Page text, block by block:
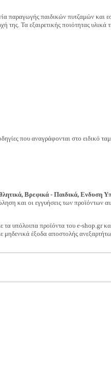
παραγωγής παιδικών πυτζαμών
της. Τα εξαιρετικής ποιότητας
που αναγράφονται στο ειδικό
Βρεφικά - Παιδικά, Ενδυση
και οι εγγυήσεις των προϊόντων
τα υπόλοιπα προϊόντα του e-shop.gr
έξοδα αποστολής